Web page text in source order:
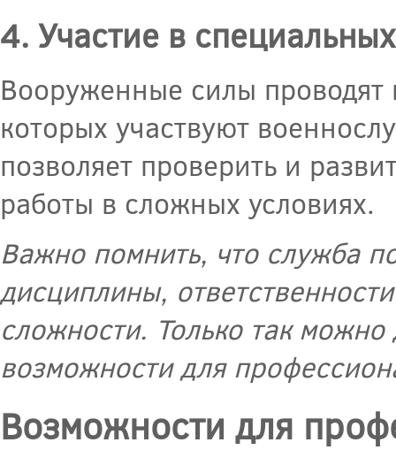
4. Участие в
Вооруженные силы
которых участвуют
позволяет проверить и
работы в сложных условиях.
Важно помнить, что служба
дисциплины,
сложности. Только так
возможности для
Возможности для